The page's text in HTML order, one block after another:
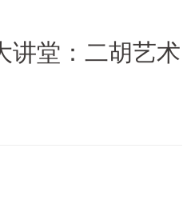
讲堂：二胡艺术